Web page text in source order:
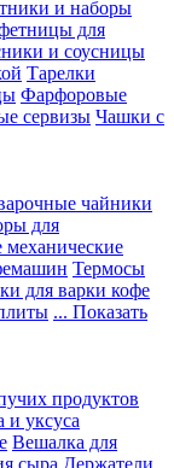
и наборы
для
и соусницы
Тарелки
Фарфоровые
сервизы Чашки с
чайники
для
Термосы
для варки кофе
... Показать
продуктов
и уксуса
Вешалка для
сыра Держатели